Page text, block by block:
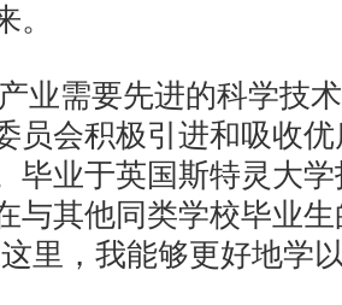
业需要先进的科学技
员会积极引进和吸收
毕业于英国斯特灵大
与其他同类学校毕业
里，我能够更好地学